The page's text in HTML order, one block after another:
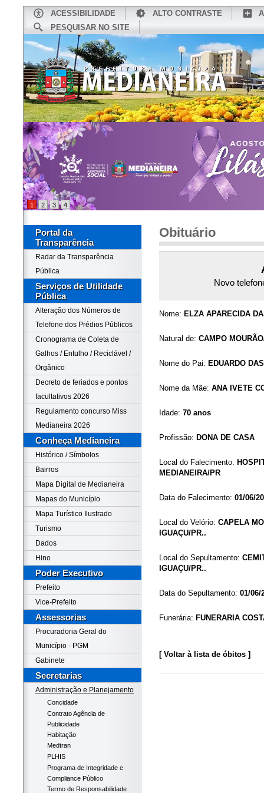
ACESSIBILIDADE ALTO CONTRASTE
PESQUISAR NO SITE
CONHEÇA MEDIANEIRA
1 2 3 4
Portal da
Transparência
Radar da Transparência
Pública
Serviços de Utilidade
Pública
Alteração dos Números de
Telefone dos Prédios Públicos
Cronograma de Coleta de
Galhos / Entulho / Reciclável /
Orgânico
Decreto de feriados e pontos
facultativos 2026
Regulamento concurso Miss
Medianeira 2026
Conheça Medianeira
Histórico / Símbolos
Bairros
Mapa Digital de Medianeira
Mapas do Município
Mapa Turístico Ilustrado
Turismo
Dados
Hino
Poder Executivo
Prefeito
Vice-Prefeito
Assessorias
Procuradoria Geral do
Município - PGM
Gabinete
Secretarias
Administração e Planejamento
Concidade
Contrato Agência de
Publicidade
Habitação
Medtran
PLHIS
Programa de Integridade e
Compliance Público
Termo de Responsabilidade
Obituário
Novo
Nome: ELZA APARECIDA
Natural de: CAMPO
Nome do Pai: EDUARDO
Nome da Mãe: ANA IVETE
Idade: 70 anos
Profissão: DONA DE CASA
Local do Falecimento:
MEDIANEIRA/PR
Data do Falecimento: 01/06/
Local do Velório: CAPELA
IGUAÇU/PR..
Local do Sepultamento:
IGUAÇU/PR..
Data do Sepultamento: 01/06/
Funerária: FUNERARIA
[ Voltar à lista de óbitos ]